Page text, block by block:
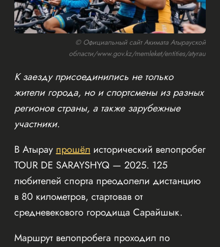
© Официальный сайт Акимата Атырауской
области/www.gov.kz/memleket/entities/atyrau
К заезду присоединились не только
жители города, но и спортсмены из разных
регионов страны, а также зарубежные
участники.
В Атыраупрошёлисторический велопробег
TOUR DE SARAYSHYQ — 2025. 125
любителей спорта преодолели дистанцию
в 80 километров, стартовав от
средневекового городища Сарайшык.
Маршрут велопробега проходил по